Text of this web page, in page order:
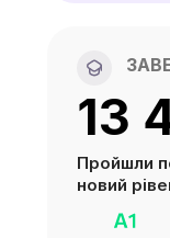
13
Пройшли
новий